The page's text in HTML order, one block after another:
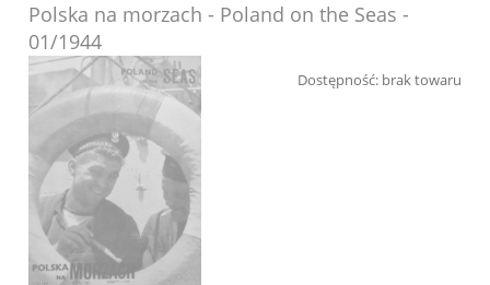
Polska na morzach - Poland on the Seas -
01/1944
Dostępność: brak towaru